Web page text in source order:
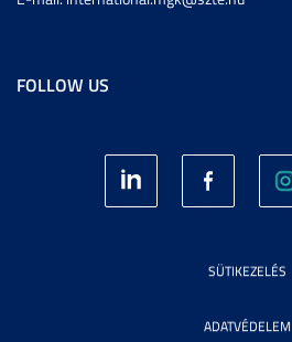
FOLLOW US
SÜTIKEZELÉS
ADATVÉDELEM